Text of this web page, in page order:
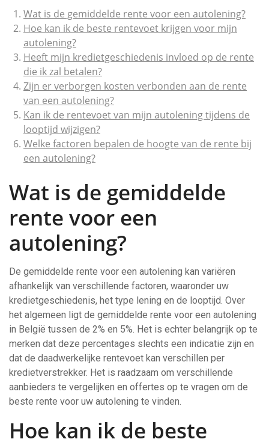
Wat is de gemiddelde rente voor een autolening?
Hoe kan ik de beste rentevoet krijgen voor mijn
autolening?
Heeft mijn kredietgeschiedenis invloed op de rente
die ik zal betalen?
Zijn er verborgen kosten verbonden aan de rente
van een autolening?
Kan ik de rentevoet van mijn autolening tijdens de
looptijd wijzigen?
Welke factoren bepalen de hoogte van de rente bij
een autolening?
Wat is de gemiddelde
rente voor een
autolening?
De gemiddelde rente voor een autolening kan variëren
afhankelijk van verschillende factoren, waaronder uw
kredietgeschiedenis, het type lening en de looptijd. Over
het algemeen ligt de gemiddelde rente voor een autolening
in België tussen de 2% en 5%. Het is echter belangrijk op te
merken dat deze percentages slechts een indicatie zijn en
dat de daadwerkelijke rentevoet kan verschillen per
kredietverstrekker. Het is raadzaam om verschillende
aanbieders te vergelijken en offertes op te vragen om de
beste rente voor uw autolening te vinden.
Hoe kan ik de beste